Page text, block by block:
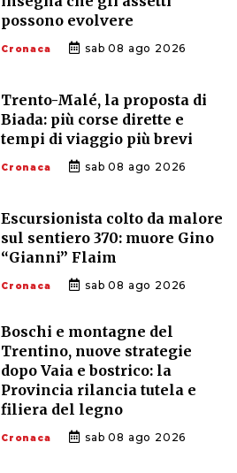
possono evolvere
Cronaca sab 08 ago 2026
Trento-Malé, la proposta di
Biada: più corse dirette e
tempi di viaggio più brevi
Cronaca sab 08 ago 2026
Escursionista colto da malore
sul sentiero 370: muore Gino
“Gianni” Flaim
Cronaca sab 08 ago 2026
Boschi e montagne del
Trentino, nuove strategie
dopo Vaia e bostrico: la
Provincia rilancia tutela e
filiera del legno
Cronaca sab 08 ago 2026